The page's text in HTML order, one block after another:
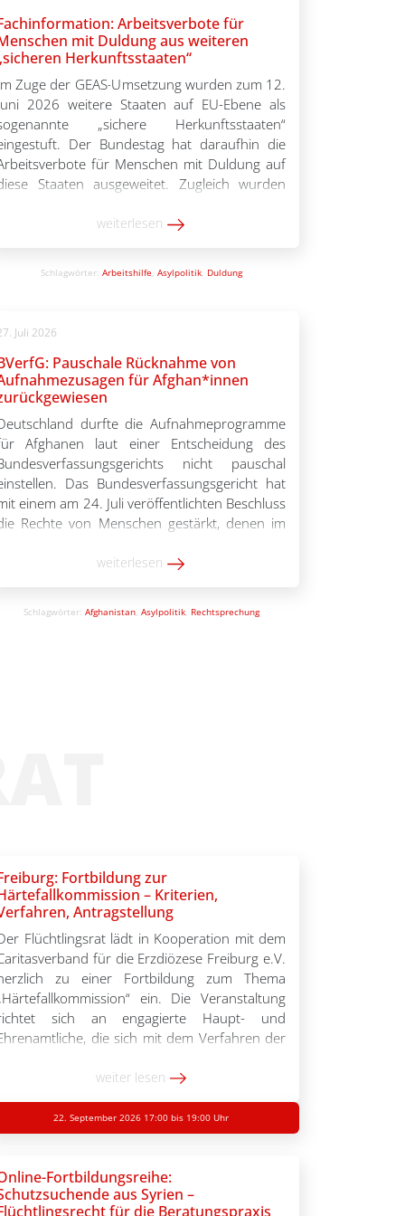
Arbeitsverbote für
mit Duldung aus weiteren
Herkunftsstaaten“
Zuge der GEAS-Umsetzung wurden zum 12.
2026 weitere Staaten auf EU-Ebene als
„sichere Herkunftsstaaten“
Der Bundestag hat daraufhin die
für Menschen mit Duldung auf
Staaten ausgeweitet. Zugleich wurden
bestimmte Personen von dem Arbeitsverbot
Gesetzespaketen beschlossen wurden, […]
weiterlesen
Schlagwörter: Arbeitshilfe, Asylpolitik, Duldung
Juli 2026
Pauschale Rücknahme von
für Afghan*innen
durfte die Aufnahmeprogramme
Afghanen laut einer Entscheidung des
nicht pauschal
Das Bundesverfassungsgericht hat
einem am 24. Juli veröffentlichten Beschluss
Rechte von Menschen gestärkt, denen im
Afghanistan eine Aufnahme in Deutschland in
minderjährigen Söhnen. […]
weiterlesen
Schlagwörter: Afghanistan, Asylpolitik, Rechtsprechung
Fortbildung zur
– Kriterien,
Antragstellung
Flüchtlingsrat lädt in Kooperation mit dem
für die Erzdiözese Freiburg e.V.
zu einer Fortbildung zum Thema
ein. Die Veranstaltung
sich an engagierte Haupt- und
die sich mit dem Verfahren der
Kenntnisse dazu vertiefen möchten. Im
stehen praxisnahe Informationen
und zentrale Fragestellungen, die für […]
weiter lesen
22. September 2026 17:00 bis 19:00 Uhr
Fortbildungsreihe:
aus Syrien –
für die Beratungspraxis